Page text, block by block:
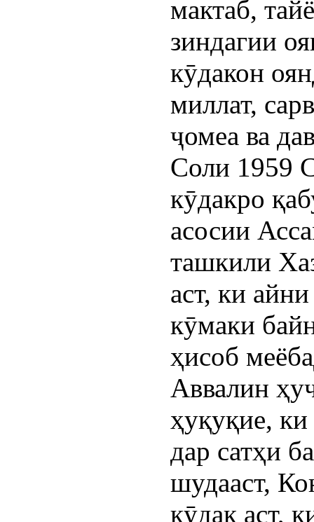
мактаб,
зиндагии
кӯдакон
миллат,
ҷомеа ва
Соли 1959
кӯдакро
асосии
ташкили
аст, ки
кӯмаки
ҳисоб
Аввалин
ҳуқуқие,
дар сатҳи
шудааст,
кӯдак аст,